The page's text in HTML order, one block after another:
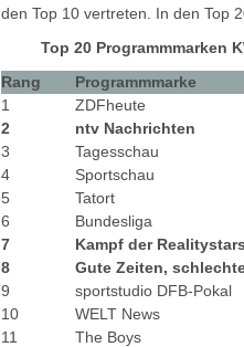
den Top 10 vertreten. In den Top
Top 20 Programmmarken
Rang
Programmmarke
1
ZDFheute
2
ntv Nachrichten
3
Tagesschau
4
Sportschau
5
Tatort
6
Bundesliga
7
Kampf der Realitystars
8
Gute Zeiten,
9
sportstudio DFB-Pokal
10
WELT News
11
The Boys